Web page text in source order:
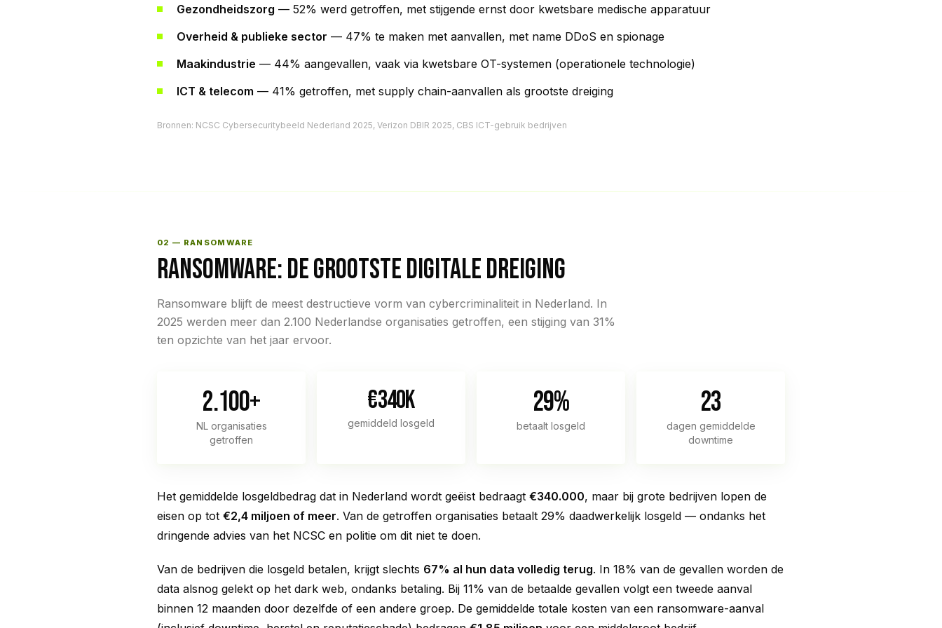
Gezondheidszorg — 52% werd getroffen, met stijgende ernst door kwetsbare medische apparatuur
Overheid & publieke sector — 47% te maken met aanvallen, met name DDoS en spionage
Maakindustrie — 44% aangevallen, vaak via kwetsbare OT-systemen (operationele technologie)
ICT & telecom — 41% getroffen, met supply chain-aanvallen als grootste dreiging
Bronnen: NCSC Cybersecuritybeeld Nederland 2025, Verizon DBIR 2025, CBS ICT-gebruik bedrijven
02 — RANSOMWARE
RANSOMWARE: DE GROOTSTE DIGITALE DREIGING
Ransomware blijft de meest destructieve vorm van cybercriminaliteit in Nederland. In
2025 werden meer dan 2.100 Nederlandse organisaties getroffen, een stijging van 31%
ten opzichte van het jaar ervoor.
2.100+
NL organisaties
getroffen
€340K
gemiddeld losgeld
29%
betaalt losgeld
23
dagen gemiddelde
downtime
Het gemiddelde losgeldbedrag dat in Nederland wordt geëist bedraagt €340.000, maar bij grote bedrijven lopen de
eisen op tot €2,4 miljoen of meer. Van de getroffen organisaties betaalt 29% daadwerkelijk losgeld — ondanks het
dringende advies van het NCSC en politie om dit niet te doen.
Van de bedrijven die losgeld betalen, krijgt slechts 67% al hun data volledig terug. In 18% van de gevallen worden de
data alsnog gelekt op het dark web, ondanks betaling. Bij 11% van de betaalde gevallen volgt een tweede aanval
binnen 12 maanden door dezelfde of een andere groep. De gemiddelde totale kosten van een ransomware-aanval